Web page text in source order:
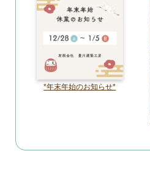
*年末年始のお知らせ*